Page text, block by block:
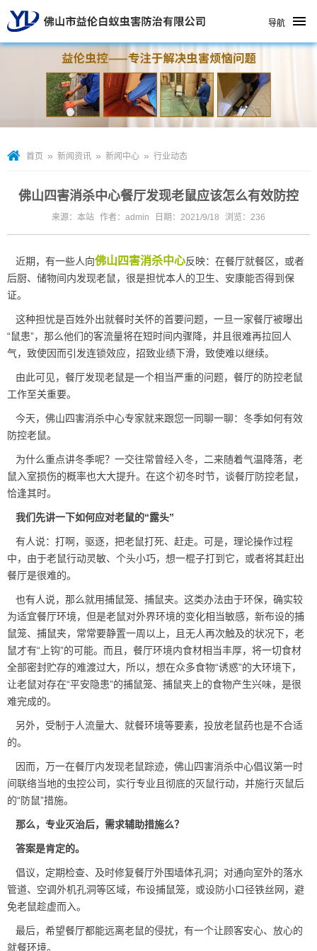
导航
首页 » 新闻资讯 » 新闻中心 » 行业动态
佛山四害消杀中心餐厅发现老鼠应该怎么有效防控
来源：本站 作者：admin 日期：2021/9/18 浏览： 236
近期，有一些人向佛山四害消杀中心反映：在餐厅就餐区，或者
后厨、储物间内发现老鼠，很是担忧本人的卫生、安康能否得到保
证。
这种担忧是百姓外出就餐时关怀的首要问题，一旦一家餐厅被曝出
“鼠患”，那么他们的客流量将在短时间内骤降，并且很难再拉回人
气，致使因而引发连锁效应，招致业绩下滑，致使难以继续。
由此可见，餐厅发现老鼠是一个相当严重的问题，餐厅的防控老鼠
工作至关重要。
今天，佛山四害消杀中心专家就来跟您一同聊一聊：冬季如何有效
防控老鼠。
为什么重点讲冬季呢？一交往常曾经入冬，二来随着气温降落，老
鼠入室损伤的概率也大大提升。在这个初冬时节，谈餐厅防控老鼠 ，
恰逢其时。
我们先讲一下如何应对老鼠的“露头”
有人说：打啊，驱逐，把老鼠打死、赶走。可是，理论操作过程
中，由于老鼠行动灵敏、个头小巧，想一棍子打到它，或者将其赶出
餐厅是很难的。
也有人说，那么就用捕鼠笼、捕鼠夹。这类办法由于环保，确实较
为适宜餐厅环境，但是老鼠对外界环境的变化相当敏感，新布设的捕
鼠笼、捕鼠夹，常常要静置一周以上，且无人再次触及的状况下，老
鼠才有“上钩”的可能。而且，餐厅环境内食材相当丰厚，将一切食材
全部密封贮存的难渡过大，所以，想在众多食物“诱惑”的大环境下，
让老鼠对存在“平安隐患”的捕鼠笼、捕鼠夹上的食物产生兴味，是很
难完成的。
另外，受制于人流量大、就餐环境等要素，投放老鼠药也是不合适
的。
因而，万一在餐厅内发现老鼠踪迹，佛山四害消杀中心倡议第一时
间联络当地的虫控公司，实行专业且彻底的灭鼠行动，并施行灭鼠后
的“防鼠”措施。
那么，专业灭治后，需求辅助措施么？
答案是肯定的。
倡议，定期检查、及时修复餐厅外围墙体孔洞；对通向室外的落水
管道、 空调外机孔洞等区域，布设捕鼠笼，或设防小口径铁丝网，避
免老鼠趁虚而入。
最后，希望餐厅都能远离老鼠的侵扰，有一个让顾客安心、放心的
就餐环境。